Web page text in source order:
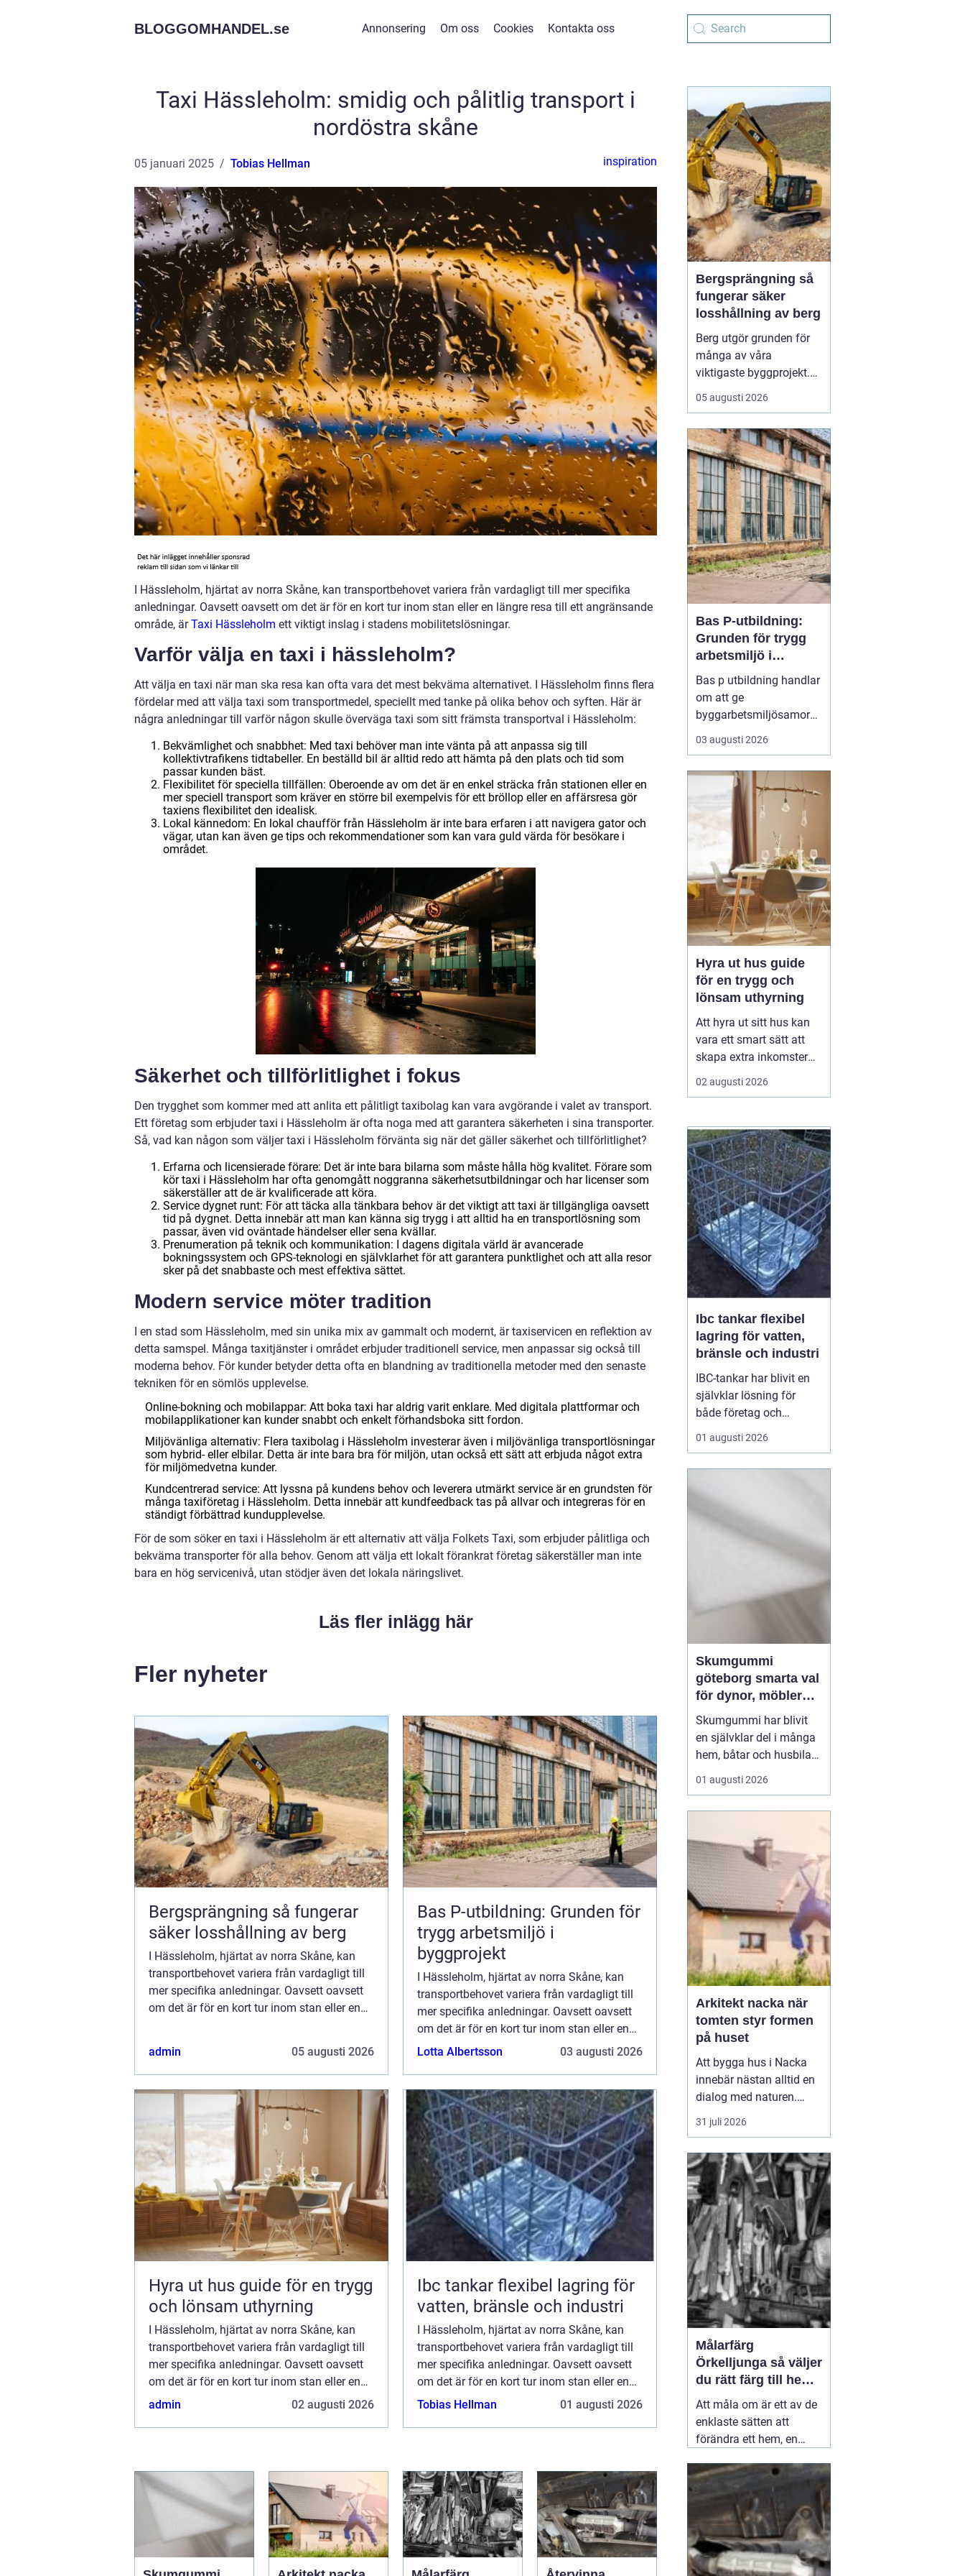
BLOGGOMHANDEL.se Annonsering Om oss Cookies Kontakta oss
Taxi Hässleholm: smidig och pålitlig transport i
nordöstra skåne
05 januari 2025 Tobias Hellman inspiration
I Hässleholm, hjärtat av norra Skåne, kan transportbehovet variera från vardagligt till mer specifika
anledningar. Oavsett oavsett om det är för en kort tur inom stan eller en längre resa till ett angränsande
område, ärTaxi Hässleholm ett viktigt inslag i stadens mobilitetslösningar.
Varför välja en taxi i hässleholm?
Att välja en taxi när man ska resa kan ofta vara det mest bekväma alternativet. I Hässleholm finns flera
fördelar med att välja taxi som transportmedel, speciellt med tanke på olika behov och syften. Här är
några anledningar till varför någon skulle överväga taxi som sitt främsta transportval i Hässleholm:
Bekvämlighet och snabbhet: Med taxi behöver man inte vänta på att anpassa sig till
kollektivtrafikens tidtabeller. En beställd bil är alltid redo att hämta på den plats och tid som
passar kunden bäst.
Flexibilitet för speciella tillfällen: Oberoende av om det är en enkel sträcka från stationen eller en
mer speciell transport som kräver en större bil exempelvis för ett bröllop eller en affärsresa gör
taxiens flexibilitet den idealisk.
Lokal kännedom: En lokal chaufför från Hässleholm är inte bara erfaren i att navigera gator och
vägar, utan kan även ge tips och rekommendationer som kan vara guld värda för besökare i
området.
Säkerhet och tillförlitlighet i fokus
Den trygghet som kommer med att anlita ett pålitligt taxibolag kan vara avgörande i valet av transport.
Ett företag som erbjuder taxi i Hässleholm är ofta noga med att garantera säkerheten i sina transporter.
Så, vad kan någon som väljer taxi i Hässleholm förvänta sig när det gäller säkerhet och tillförlitlighet?
Erfarna och licensierade förare: Det är inte bara bilarna som måste hålla hög kvalitet. Förare som
kör taxi i Hässleholm har ofta genomgått noggranna säkerhetsutbildningar och har licenser som
säkerställer att de är kvalificerade att köra.
Service dygnet runt: För att täcka alla tänkbara behov är det viktigt att taxi är tillgängliga oavsett
tid på dygnet. Detta innebär att man kan känna sig trygg i att alltid ha en transportlösning som
passar, även vid oväntade händelser eller sena kvällar.
Prenumeration på teknik och kommunikation: I dagens digitala värld är avancerade
bokningssystem och GPS-teknologi en självklarhet för att garantera punktlighet och att alla resor
sker på det snabbaste och mest effektiva sättet.
Modern service möter tradition
I en stad som Hässleholm, med sin unika mix av gammalt och modernt, är taxiservicen en reflektion av
detta samspel. Många taxitjänster i området erbjuder traditionell service, men anpassar sig också till
moderna behov. För kunder betyder detta ofta en blandning av traditionella metoder med den senaste
tekniken för en sömlös upplevelse.
Online-bokning och mobilappar: Att boka taxi har aldrig varit enklare. Med digitala plattformar och
mobilapplikationer kan kunder snabbt och enkelt förhandsboka sitt fordon.
Miljövänliga alternativ: Flera taxibolag i Hässleholm investerar även i miljövänliga transportlösningar
som hybrid- eller elbilar. Detta är inte bara bra för miljön, utan också ett sätt att erbjuda något extra
för miljömedvetna kunder.
Kundcentrerad service: Att lyssna på kundens behov och leverera utmärkt service är en grundsten för
många taxiföretag i Hässleholm. Detta innebär att kundfeedback tas på allvar och integreras för en
ständigt förbättrad kundupplevelse.
För de som söker en taxi i Hässleholm är ett alternativ att välja Folkets Taxi, som erbjuder pålitliga och
bekväma transporter för alla behov. Genom att välja ett lokalt förankrat företag säkerställer man inte
bara en hög servicenivå, utan stödjer även det lokala näringslivet.
Läs fler inlägg här
Fler nyheter
Bergsprängning så fungerar
säker losshållning av berg
I Hässleholm, hjärtat av norra Skåne, kan
transportbehovet variera från vardagligt till
mer specifika anledningar. Oavsett oavsett
om det är för en kort tur inom stan eller en
admin
05 augusti 2026
Bas P-utbildning: Grunden för
trygg arbetsmiljö i
byggprojekt
I Hässleholm, hjärtat av norra Skåne, kan
transportbehovet variera från vardagligt till
mer specifika anledningar. Oavsett oavsett
om det är för en kort tur inom stan eller en
längre resa till ett angränsande...
Lotta Albertsson 03 augusti 2026
Hyra ut hus guide för en trygg
och lönsam uthyrning
I Hässleholm, hjärtat av norra Skåne, kan
transportbehovet variera från vardagligt till
mer specifika anledningar. Oavsett oavsett
om det är för en kort tur inom stan eller en
längre resa till ett angränsande...
admin 02 augusti 2026
Ibc tankar flexibel lagring för
vatten, bränsle och industri
I Hässleholm, hjärtat av norra Skåne, kan
transportbehovet variera från vardagligt till
mer specifika anledningar. Oavsett oavsett
om det är för en kort tur inom stan eller en
längre resa till ett angränsande...
Tobias Hellman 01 augusti 2026
Bergsprängning så
fungerar säker
losshållning av berg
Berg utgör grunden för
många av våra
viktigaste byggprojekt.
När tunnlar, vägar,
källare och ledningar ska
den mest effektiva
vägen framåt. Samtidigt
väcker arbetet frågor:
hur går det till, hur säkert
är det och vilka krav st...
05 augusti 2026
Bas P-utbildning:
Grunden för trygg
arbetsmiljö i
byggprojekt
Bas p utbildning handlar
om att ge
byggarbetsmiljösamord
nare den kunskap som
krävs för att planera och
enligt gällande regler.
Den som vill fördjupa sig
i området kan till
exempel vända ...
03 augusti 2026
Hyra ut hus guide
för en trygg och
lönsam uthyrning
Att hyra ut sitt hus kan
vara ett smart sätt att
skapa extra inkomster
och samtidigt hålla
bostaden levande när
den. Med rätt
förberedelser, tydliga
avtal och en genomtänkt
plan kan uthyrningen bli
både trygg och lönsam.
Den här ...
02 augusti 2026
Ibc tankar flexibel
lagring för vatten,
bränsle och industri
IBC-tankar har blivit en
självklar lösning för
både företag och
privatpersoner som
behöver lagra eller
säkert och effektivt sätt.
En IBC-tank är en robust,
stapelbar behållare, ofta
på 600 eller 1000 liter,
01 augusti 2026
Skumgummi
göteborg smarta val
för dynor, möbler
och
speciallösningar
Skumgummi har blivit
en självklar del i många
hem, båtar och husbilar
runt om i landet. I
Göteborg är intresset
båtkulturen och det
växande intresset för att
klä om och förlänga livet
på befintliga möbler.
När...
01 augusti 2026
Arkitekt nacka när
tomten styr formen
på huset
Att bygga hus i Nacka
innebär nästan alltid en
dialog med naturen.
Berg i dagen, tallar,
nivåskillnader och utsikt
tomt unik. Den som
anlitar Arkitekt Nacka
sökerofta någ...
31 juli 2026
Målarfärg
Örkelljunga så väljer
du rätt färg till hem
och gård
Att måla om är ett av de
enklaste sätten att
förändra ett hem, en
verksamhet. En ny kulör
kan göra ett gammalt
kök ljusare, ge fasaden
nytt liv eller skydda ett
staket mot väder och
vind i många år